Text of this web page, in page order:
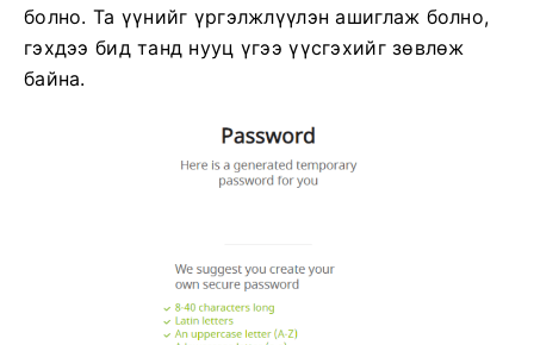
болно. Та үүнийг үргэлжлүүлэн ашиглаж болно,
гэхдээ бид танд нууц үгээ үүсгэхийг зөвлөж
байна.